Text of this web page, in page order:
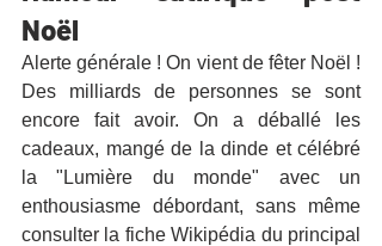
Noël
​Alerte générale ! On vient de fêter Noël !
Des milliards de personnes se sont
encore fait avoir. On a déballé les
cadeaux, mangé de la dinde et célébré
la "Lumière du monde" avec un
enthousiasme débordant, sans même
consulter la fiche Wikipédia du principal